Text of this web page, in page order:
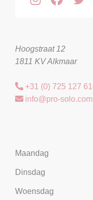
Hoogstraat 12
1811 KV Alkmaar
+31 (0) 725 127
info@pro-solo.com
Maandag
Dinsdag
Woensdag